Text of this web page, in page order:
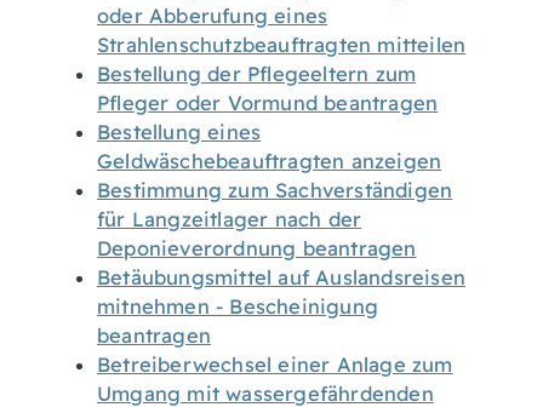
oder Abberufung eines
Strahlenschutzbeauftragten mitteilen
Bestellung der Pflegeeltern zum
Pfleger oder Vormund beantragen
Bestellung eines
Geldwäschebeauftragten anzeigen
Bestimmung zum Sachverständigen
für Langzeitlager nach der
Deponieverordnung beantragen
Betäubungsmittel auf Auslandsreisen
mitnehmen - Bescheinigung
beantragen
Betreiberwechsel einer Anlage zum
Umgang mit wassergefährdenden